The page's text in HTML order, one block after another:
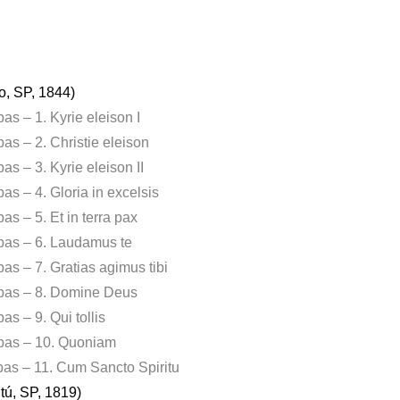
SP, 1844)
– 1. Kyrie eleison I
– 2. Christie eleison
– 3. Kyrie eleison II
– 4. Gloria in excelsis
– 5. Et in terra pax
– 6. Laudamus te
– 7. Gratias agimus tibi
– 8. Domine Deus
– 9. Qui tollis
– 10. Quoniam
– 11. Cum Sancto Spiritu
SP, 1819)